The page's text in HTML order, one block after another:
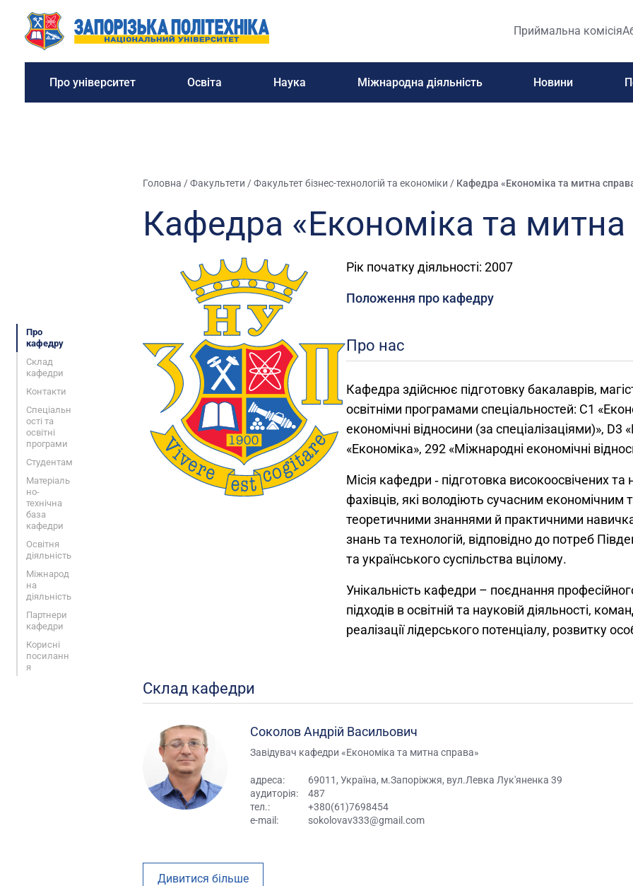
Приймальна комісія
Про університет Освіта Наука Міжнародна діяльність Новини
Про
кафедру
Склад
кафедри
Контакти
Спеціальн
ості та
освітні
програми
Студентам
Матеріаль
но-
технічна
база
кафедри
Освітня
діяльність
Міжнарод
на
діяльність
Партнери
кафедри
Корисні
посиланн
я
Головна /Факультети /Факультет бізнес-технологій та економіки / Кафедра «Економіка та митна
Кафедра «Економіка та митна
Рік початку діяльності: 2007
Положення про кафедру
Про нас
Кафедра здійснює підготовку бакалаврів,
освітніми програмами спеціальностей: С1
економічні відносини (за спеціалізаціями)»,
«Економіка», 292 «Міжнародні економічні
Місія кафедри ‑ підготовка високоосвічених та
фахівців, які володіють сучасним
теоретичними знаннями й практичними
знань та технологій, відповідно до потреб
та українського суспільства вцілому.
Унікальність кафедри – поєднання
підходів в освітній та науковій діяльності,
реалізації лідерського потенціалу, розвитку
Склад кафедри
Соколов Андрій Васильович
Завідувач кафедри «Економіка та митна справа»
адреса:
69011, Україна, м.Запоріжжя, вул.Левка Лук'яненка 39
аудиторія:
487
тел.:
+380(61)7698454
e-mail:
sokolovav333@gmail.com
Дивитися більше